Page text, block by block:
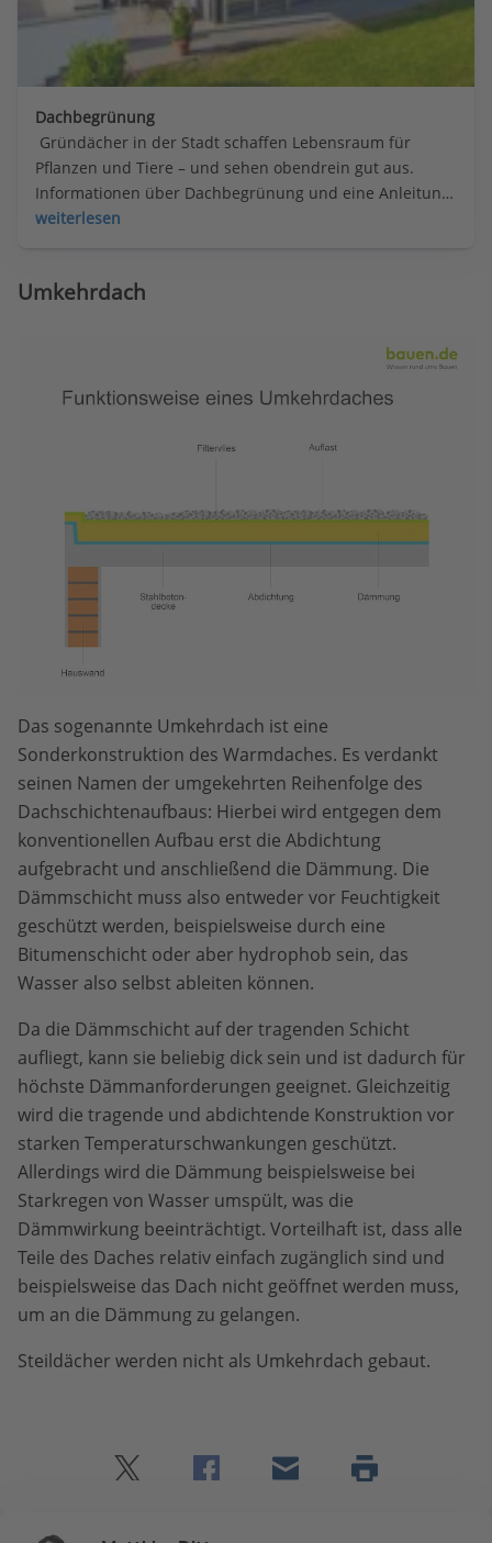
Dachbegrünung
Gründächer in der Stadt schaffen Lebensraum für
Pflanzen und Tiere – und sehen obendrein gut aus.
Informationen über Dachbegrünung und eine Anleitung
zum Begrünen eines Carports gibt es hier.
weiterlesen
Umkehrdach
Das sogenannte Umkehrdach ist eine
Sonderkonstruktion des Warmdaches. Es verdankt
seinen Namen der umgekehrten Reihenfolge des
Dachschichtenaufbaus: Hierbei wird entgegen dem
konventionellen Aufbau erst die Abdichtung
aufgebracht und anschließend die Dämmung. Die
Dämmschicht muss also entweder vor Feuchtigkeit
geschützt werden, beispielsweise durch eine
Bitumenschicht oder aber hydrophob sein, das
Wasser also selbst ableiten können.
Da die Dämmschicht auf der tragenden Schicht
aufliegt, kann sie beliebig dick sein und ist dadurch für
höchste Dämmanforderungen geeignet. Gleichzeitig
wird die tragende und abdichtende Konstruktion vor
starken Temperaturschwankungen geschützt.
Allerdings wird die Dämmung beispielsweise bei
Starkregen von Wasser umspült, was die
Dämmwirkung beeinträchtigt. Vorteilhaft ist, dass alle
Teile des Daches relativ einfach zugänglich sind und
beispielsweise das Dach nicht geöffnet werden muss,
um an die Dämmung zu gelangen.
Steildächer werden nicht als Umkehrdach gebaut.